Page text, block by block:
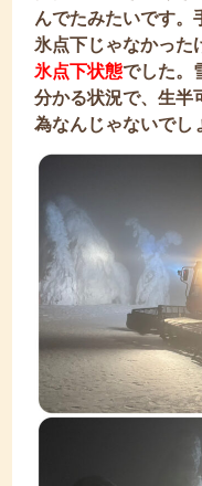
んでたみたいです。
氷点下じゃなかった
氷点下状態でした。
分かる状況で、生半
為なんじゃないでし